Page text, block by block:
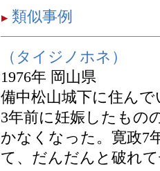
類似事例
（タイジノホネ）
1976年 岡山県
備中松山城下に住ん
3年前に妊娠したもの
かなくなった。寛政7
て、だんだんと破れ